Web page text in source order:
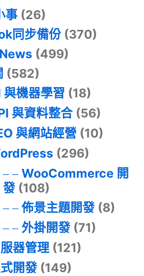
事 (26)
同步備份 (370)
(499)
(582)
與機器學習 (18)
與資料整合(56)
與網站經營 (10)
(296)
WooCommerce 開
發(108)
佈景主題開發(8)
外掛開發(71)
器管理(121)
開發(149)